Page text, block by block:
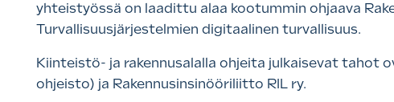
yhteistyössä on laadittu alaa kootummin ohjaava
Turvallisuusjärjestelmien digitaalinen turvallisuus.
Kiinteistö- ja rakennusalalla ohjeita julkaisevat tahot
ohjeisto) ja Rakennusinsinööriliitto RIL ry.